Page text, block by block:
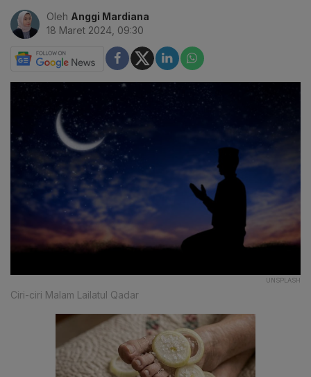
Oleh Anggi Mardiana
18 Maret 2024, 09:30
UNSPLASH
Ciri-ciri Malam Lailatul Qadar